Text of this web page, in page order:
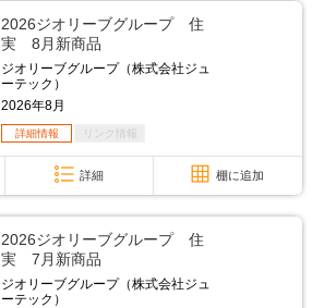
2026ジオリーブグループ 住
実 8月新商品
ジオリーブグループ（株式会社ジュ
ーテック）
2026年8月
詳細情報 リンク情報
詳細 棚に追加
2026ジオリーブグループ 住
実 7月新商品
ジオリーブグループ（株式会社ジュ
ーテック）